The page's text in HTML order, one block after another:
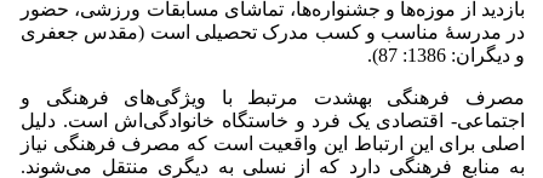
بازدید از موزه‌ها و جشنواره‌ها، تماشای مسابقات ورزشی، حضور
در مدرسۀ مناسب و کسب مدرک تحصیلی است (مقدس جعفری
و دیگران: 1386: 87).
مصرف فرهنگی به­شدت مرتبط با ویژگی‌های فرهنگی و
اجتماعی- اقتصادی یک فرد و خاستگاه خانوادگی‌اش است. دلیل
اصلی برای این ارتباط این واقعیت است که مصرف فرهنگی نیاز
به منابع فرهنگی دارد که از نسلی به دیگری منتقل می‌شوند.